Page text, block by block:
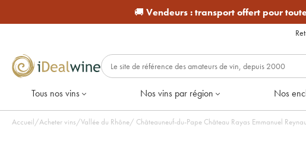
🚚 Vendeurs :transport offert pour
Tous nos vins Nos vins par région Nos
Accueil/Acheter vins/Vallée du Rhône/ Châteauneuf-du-Pape Château Rayas Emmanuel